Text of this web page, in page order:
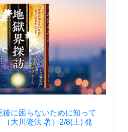
後に困らないために知って
大川隆法 著）2/8(土) 発